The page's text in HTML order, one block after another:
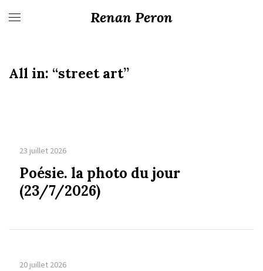
Renan Peron
All in: “street art”
23 juillet 2026
Poésie. la photo du jour
(23/7/2026)
20 juillet 2026